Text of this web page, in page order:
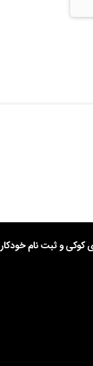
کوکی و ثبت نام خودکار